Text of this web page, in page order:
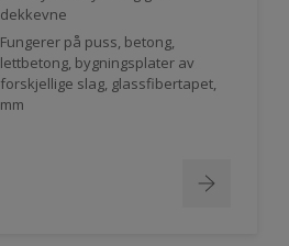
dekkevne
Fungerer på puss, betong,
lettbetong, bygningsplater av
forskjellige slag, glassfibertapet,
mm